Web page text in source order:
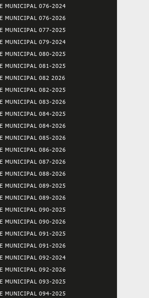
MUNICIPAL 076-2024
MUNICIPAL 076-2026
MUNICIPAL 077-2025
MUNICIPAL 079-2024
MUNICIPAL 080-2025
MUNICIPAL 081-2025
MUNICIPAL 082 2026
MUNICIPAL 082-2025
MUNICIPAL 083-2026
MUNICIPAL 084-2025
MUNICIPAL 084-2026
MUNICIPAL 085-2026
MUNICIPAL 086-2026
MUNICIPAL 087-2026
MUNICIPAL 088-2026
MUNICIPAL 089-2025
MUNICIPAL 089-2026
MUNICIPAL 090-2025
MUNICIPAL 090-2026
MUNICIPAL 091-2025
MUNICIPAL 091-2026
MUNICIPAL 092-2024
MUNICIPAL 092-2026
MUNICIPAL 093-2025
MUNICIPAL 094-2025